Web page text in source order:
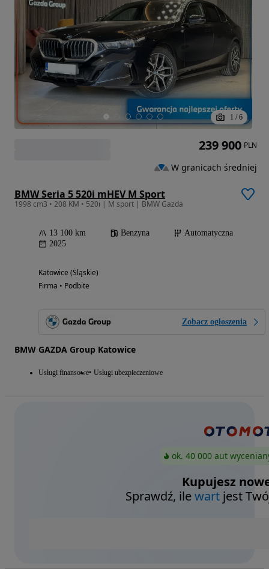
1 / 6
BMW Seria 5 520i mHEV M Sport
1998 cm3 • 208 KM • 520i | M sport | BMW Gazda
13 100 km Benzyna
Automatyczna
2025
Katowice (Śląskie)
Firma • Podbite
Zobacz ogłoszenia
BMW GAZDA Group Katowice
Usługi finansowe Usługi ubezpieczeniowe
239 900 PLN
W granicach średniej
ok. 40 000 aut
Kupujesz
Sprawdź, ilewart jest